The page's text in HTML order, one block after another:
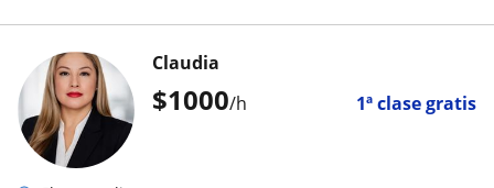
$1000/h 1ª clase gratis
Claudia